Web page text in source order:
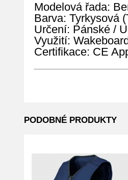
Modelová řada:
Barva: Tyrkysová
Určení: Pánské /
Využití:
Certifikace: CE
PODOBNÉ PRODUKTY